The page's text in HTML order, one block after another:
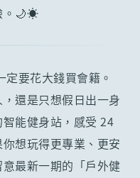
。🌙☀️
要花大錢買會籍。
還是只想假日出一身
能健身站，感受 24
想玩得更專業、更安
意最新一期的「戶外健